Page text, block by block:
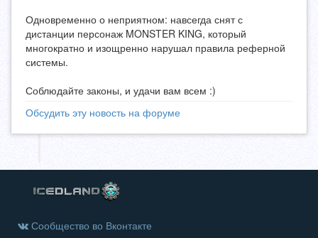
Одновременно о неприятном: навсегда снят с
дистанции персонаж MONSTER KING, который
многократно и изощренно нарушал правила реферной
системы.
Соблюдайте законы, и удачи вам всем :)
Обсудить эту новость на форуме
Сообщество во Вконтакте